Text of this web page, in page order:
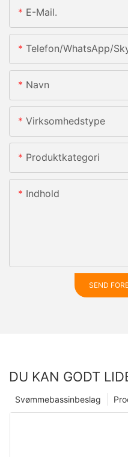
E-Mail.
Telefon/whatsApp/
Navn
Virksomhedstype
Produktkategori
Indhold
SEND
DU KAN GODT
Svømmebassinbeslag